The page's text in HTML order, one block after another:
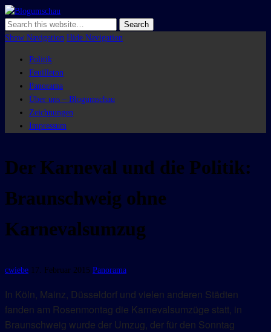
Show Navigation Hide Navigation
Politik
Feuilleton
Panorama
Über uns – Blogumschau
Zeichnungen
Impressum
Der Karneval und die Politik:
Braunschweig ohne
Karnevalsumzug
cwiebe 17. Februar 2015 Panorama
In Köln, Mainz, Düsseldorf und vielen anderen Städten
fanden am Rosenmontag die Karnevalsumzüge statt, in
Braunschweig wurde der Umzug, der für den Sonntag